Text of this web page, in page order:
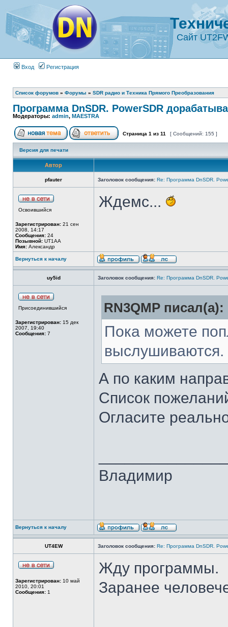
Сайт
Вход Регистрация
Список форумов » Форумы » SDR радио и Техника Прямого Преобразования
Программа DnSDR. PowerSDR
Модераторы: admin, MAESTRA
Страница 1 из 11 [ Сообщений: 155 ]
Версия для печати
Автор
pfauter Заголовок сообщения: Re: Программа DnSDR.
Освоившийся
Зарегистрирован: 21 сен
2008, 14:17
Сообщения: 24
Позывной: UT1AA
Имя: Александр
Ждемс...
Вернуться к началу
uy5id Заголовок сообщения: Re: Программа DnSDR.
Присоединившийся
Зарегистрирован: 15 дек
2007, 19:40
Сообщения: 7
RN3QMP писал(а):
Пока можете
выслушиваются.
А по каким
Список
Огласите
Владимир
Вернуться к началу
UT4EW Заголовок сообщения: Re: Программа DnSDR.
Зарегистрирован: 10 май
2010, 20:01
Сообщения: 1
Жду программы.
Заранее